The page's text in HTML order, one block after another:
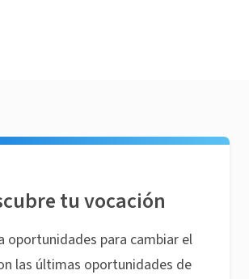
tu vocación
oportunidades para cambiar el
las últimas oportunidades de